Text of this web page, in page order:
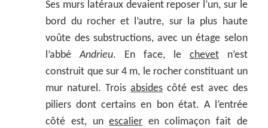
Ses murs latéraux devaient reposer l’un, sur le
bord du rocher et l’autre, sur la plus haute
voûte des substructions, avec un étage selon
l’abbéAndrieu. En face, le chevetn’est
construit que sur 4 m, le rocher constituant un
mur naturel. Troisabsides côté est avec des
piliers dont certains en bon état. A l’entrée
côté est, unescalier en colimaçon fait de